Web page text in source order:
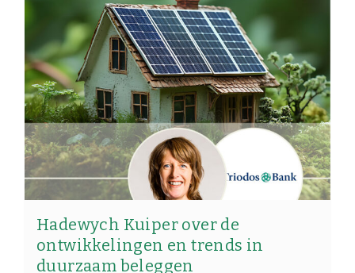
Hadewych Kuiper over de
ontwikkelingen en trends in
duurzaam beleggen